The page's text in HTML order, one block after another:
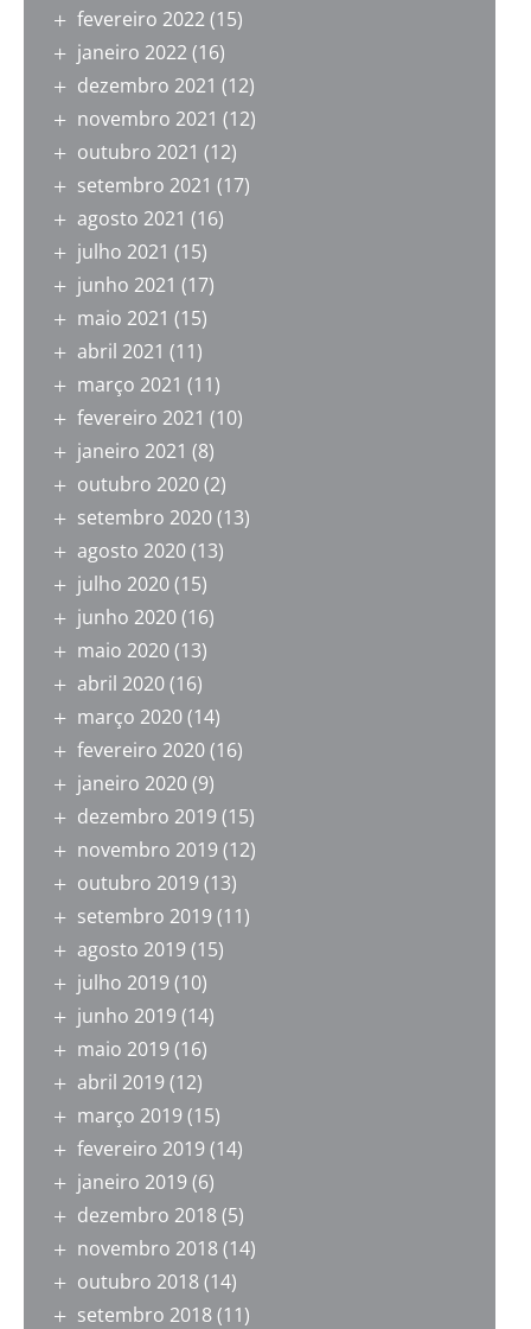
fevereiro 2022(15)
janeiro 2022(16)
dezembro 2021 (12)
novembro 2021 (12)
outubro 2021 (12)
setembro 2021 (17)
agosto 2021 (16)
julho 2021 (15)
junho 2021 (17)
maio 2021 (15)
abril 2021 (11)
março 2021 (11)
fevereiro 2021 (10)
janeiro 2021 (8)
outubro 2020(2)
setembro 2020(13)
agosto 2020(13)
julho 2020(15)
junho 2020(16)
maio 2020(13)
abril 2020(16)
março 2020(14)
fevereiro 2020(16)
janeiro 2020(9)
dezembro 2019(15)
novembro 2019(12)
outubro 2019(13)
setembro 2019(11)
agosto 2019(15)
julho 2019(10)
junho 2019(14)
maio 2019(16)
abril 2019(12)
março 2019(15)
fevereiro 2019(14)
janeiro 2019(6)
dezembro 2018(5)
novembro 2018(14)
outubro 2018(14)
setembro 2018(11)